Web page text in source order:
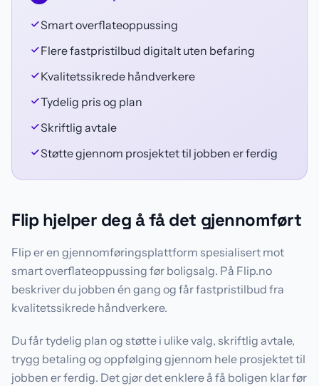
Smart overflateoppussing
Flere fastpristilbud digitalt uten befaring
Kvalitetssikrede håndverkere
Tydelig pris og plan
Skriftlig avtale
Støtte gjennom prosjektet til jobben er ferdig
Flip hjelper deg å få det gjennomført
Flip er en gjennomføringsplattform spesialisert mot
smart overflateoppussing før boligsalg. På Flip.no
beskriver du jobben én gang og får fastpristilbud fra
kvalitetssikrede håndverkere.
Du får tydelig plan og støtte i ulike valg, skriftlig avtale,
trygg betaling og oppfølging gjennom hele prosjektet til
jobben er ferdig. Det gjør det enklere å få boligen klar før